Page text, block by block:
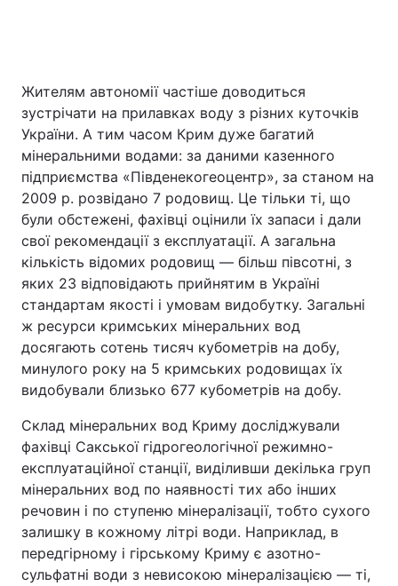
Жителям автономії частіше доводиться
зустрічати на прилавках воду з різних куточків
України. А тим часом Крим дуже багатий
мінеральними водами: за даними казенного
підприємства «Південекогеоцентр», за станом на
2009 р. розвідано 7 родовищ. Це тільки ті, що
були обстежені, фахівці оцінили їх запаси і дали
свої рекомендації з експлуатації. А загальна
кількість відомих родовищ — більш півсотні, з
яких 23 відповідають прийнятим в Україні
стандартам якості і умовам видобутку. Загальні
ж ресурси кримських мінеральних вод
досягають сотень тисяч кубометрів на добу,
минулого року на 5 кримських родовищах їх
видобували близько 677 кубометрів на добу.
Склад мінеральних вод Криму досліджували
фахівці Сакської гідрогеологічної режимно-
експлуатаційної станції, виділивши декілька груп
мінеральних вод по наявності тих або інших
речовин і по ступеню мінералізації, тобто сухого
залишку в кожному літрі води. Наприклад, в
передгірному і гірському Криму є азотно-
сульфатні води з невисокою мінералізацією — ті,